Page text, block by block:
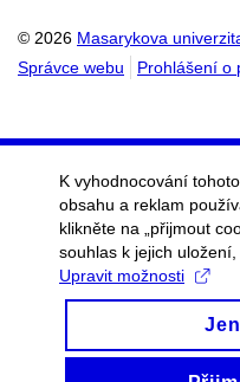
© 2026 Masarykova
Správce webu
Prohlášení o
K vyhodnocování
obsahu a reklam
klikněte na „přijmout
souhlas k jejich uložení,
Upravit možnosti